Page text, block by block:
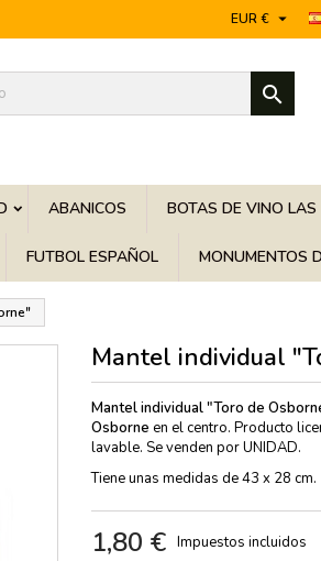
EUR € 

ABANICOS BOTAS DE VINO LAS
FUTBOL ESPAÑOL MONUMENTOS
Mantel individual
Mantel individual "Toro de
Osborne en el centro. Producto
lavable. Se venden por UNIDAD.
Tiene unas medidas de 43 x 28 cm.
1,80 € Impuestos incluidos